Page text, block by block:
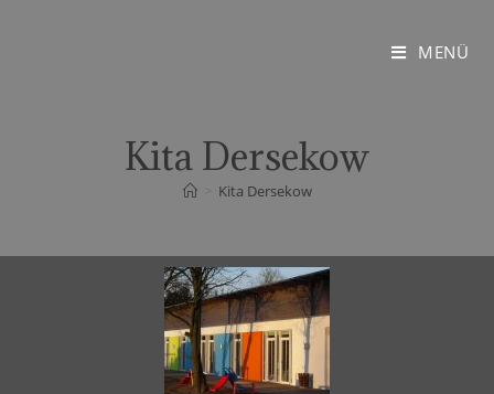
MENÜ
Kita Dersekow
Kita Dersekow